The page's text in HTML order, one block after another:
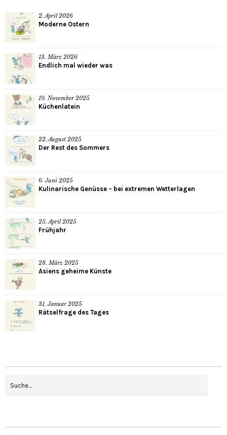
2. April 2026
Moderne Ostern
13. März 2026
Endlich mal wieder was
19. November 2025
Küchenlatein
22. August 2025
Der Rest des Sommers
6. Juni 2025
Kulinarische Genüsse – bei extremen Wetterlagen
25. April 2025
Frühjahr
28. März 2025
Asiens geheime Künste
31. Januar 2025
Rätselfrage des Tages